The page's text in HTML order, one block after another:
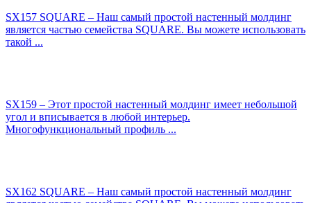
SX157 SQUARE – Наш самый простой настенный молдинг
является частью семейства SQUARE. Вы можете использовать
такой ...
SX159 – Этот простой настенный молдинг имеет небольшой
угол и вписывается в любой интерьер.
Многофункциональный профиль ...
SX162 SQUARE – Наш самый простой настенный молдинг